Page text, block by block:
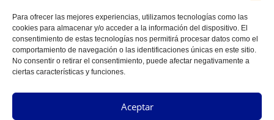
Para ofrecer las mejores experiencias, utilizamos tecnologías como las
cookies para almacenar y/o acceder a la información del dispositivo. El
consentimiento de estas tecnologías nos permitirá procesar datos como el
comportamiento de navegación o las identificaciones únicas en este sitio.
No consentir o retirar el consentimiento, puede afectar negativamente a
ciertas características y funciones.
Aceptar
SUSCRÍBETE
Facebook
Instagram
YouTube